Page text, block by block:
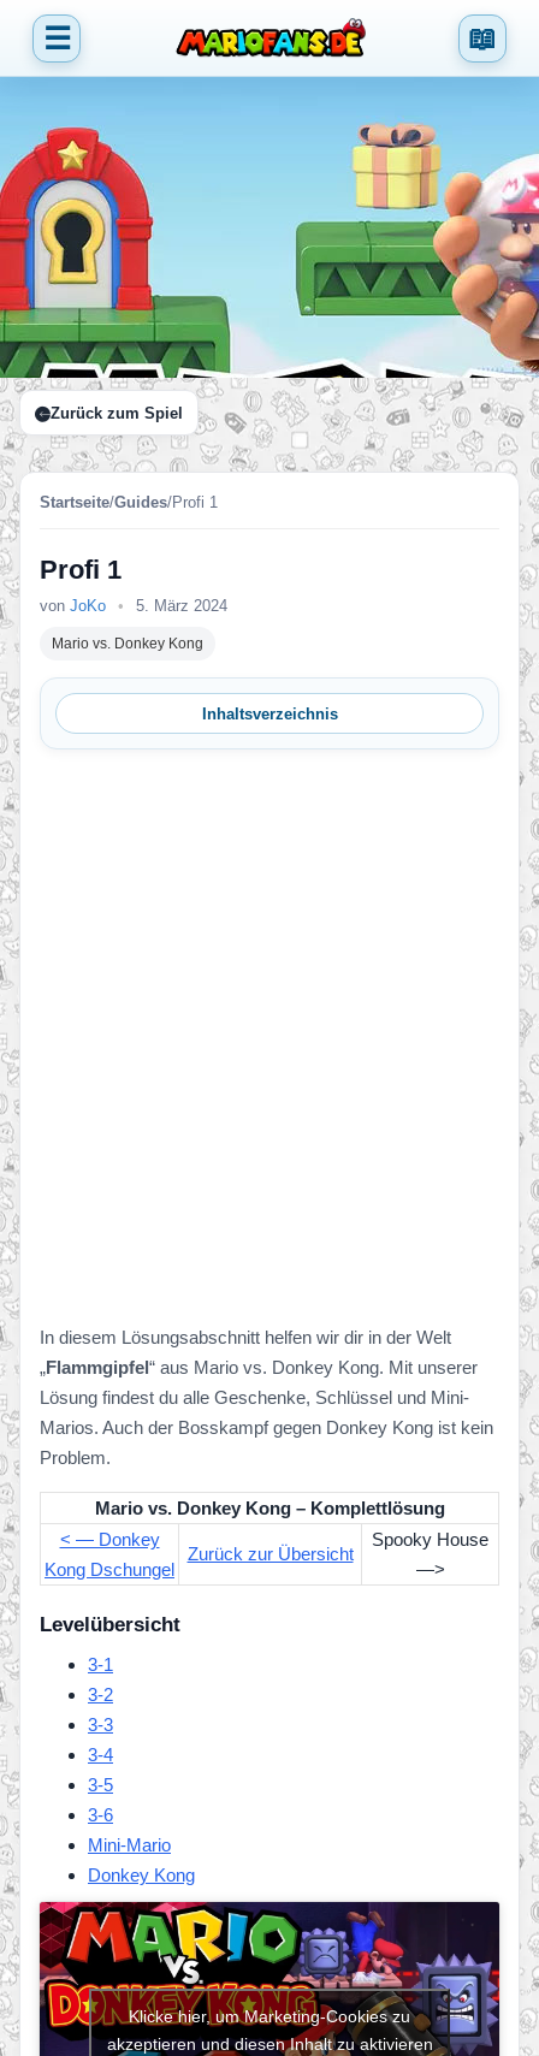
☰ 📖
Zurück zum Spiel
Startseite/Guides/Profi 1
Profi 1
von JoKo • 5. März 2024
Mario vs. Donkey Kong
Inhaltsverzeichnis
In diesem Lösungsabschnitt helfen wir dir in der Welt
„Flammgipfel“ aus Mario vs. Donkey Kong. Mit unserer
Lösung findest du alle Geschenke, Schlüssel und Mini-
Marios. Auch der Bosskampf gegen Donkey Kong ist kein
Problem.
Mario vs. Donkey Kong – Komplettlösung
< — Donkey
Kong Dschungel
Zurück zur Übersicht
Spooky House
—>
Levelübersicht
3-1
3-2
3-3
3-4
3-5
3-6
Mini-Mario
Donkey Kong
Klicke hier, um Marketing-Cookies zu
akzeptieren und diesen Inhalt zu aktivieren